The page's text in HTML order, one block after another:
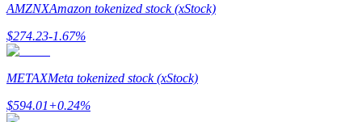
Strategie handlowe
Dowiedz się, jak zachować rentowność
AMZNXAmazon tokenized stock (xStock)
$274.23-1.67%
METAXMeta tokenized stock (xStock)
$594.01+0.24%